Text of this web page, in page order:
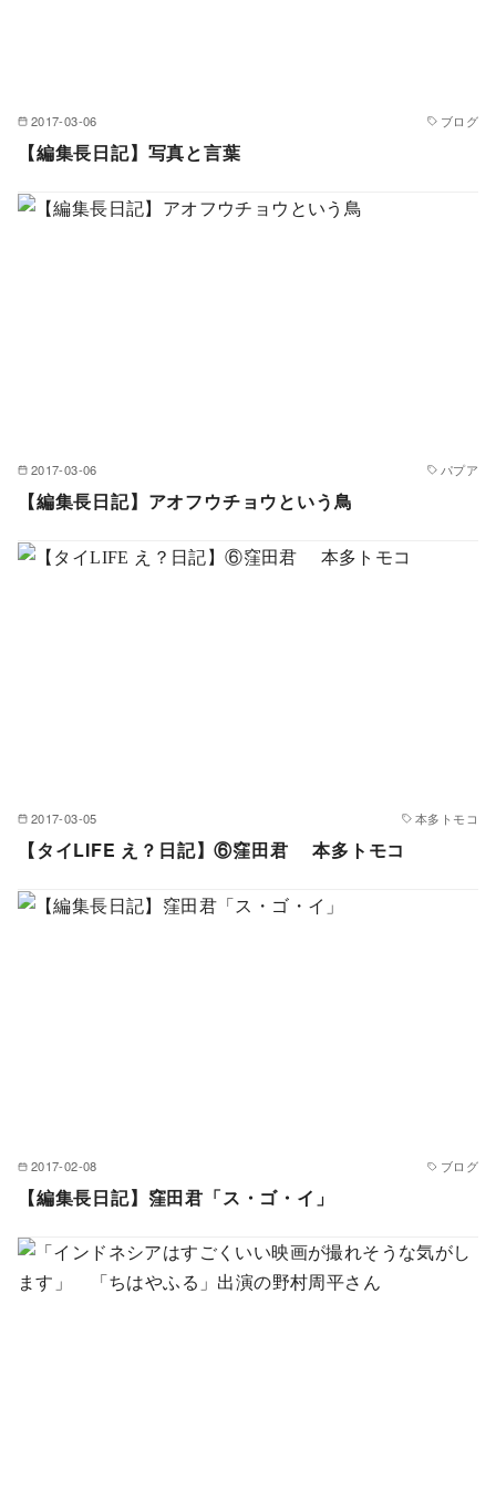
2017-03-06 ブログ
【編集長日記】写真と言葉
2017-03-06 パプア
【編集長日記】アオフウチョウという鳥
2017-03-05 本多トモコ
【タイLIFE え？日記】⑥窪田君 本多トモコ
2017-02-08 ブログ
【編集長日記】窪田君「ス・ゴ・イ」